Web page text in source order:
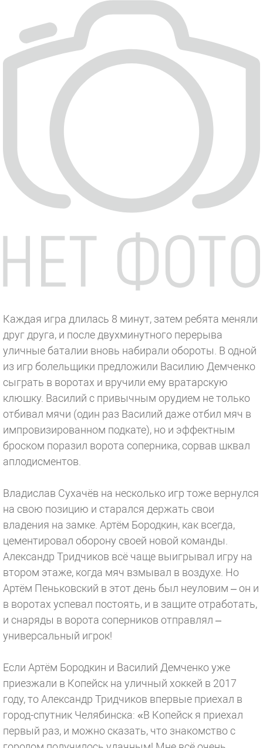
Каждая игра длилась 8 минут, затем ребята меняли
друг друга, и после двухминутного перерыва
уличные баталии вновь набирали обороты. В одной
из игр болельщики предложили Василию Демченко
сыграть в воротах и вручили ему вратарскую
клюшку. Василий с привычным орудием не только
отбивал мячи (один раз Василий даже отбил мяч в
импровизированном подкате), но и эффектным
броском поразил ворота соперника, сорвав шквал
аплодисментов.
Владислав Сухачёв на несколько игр тоже вернулся
на свою позицию и старался держать свои
владения на замке. Артём Бородкин, как всегда,
цементировал оборону своей новой команды.
Александр Тридчиков всё чаще выигрывал игру на
втором этаже, когда мяч взмывал в воздухе. Но
Артём Пеньковский в этот день был неуловим – он и
в воротах успевал постоять, и в защите отработать,
и снаряды в ворота соперников отправлял –
универсальный игрок!
Если Артём Бородкин и Василий Демченко уже
приезжали в Копейск на уличный хоккей в 2017
году, то Александр Тридчиков впервые приехал в
город-спутник Челябинска: «В Копейск я приехал
первый раз, и можно сказать, что знакомство с